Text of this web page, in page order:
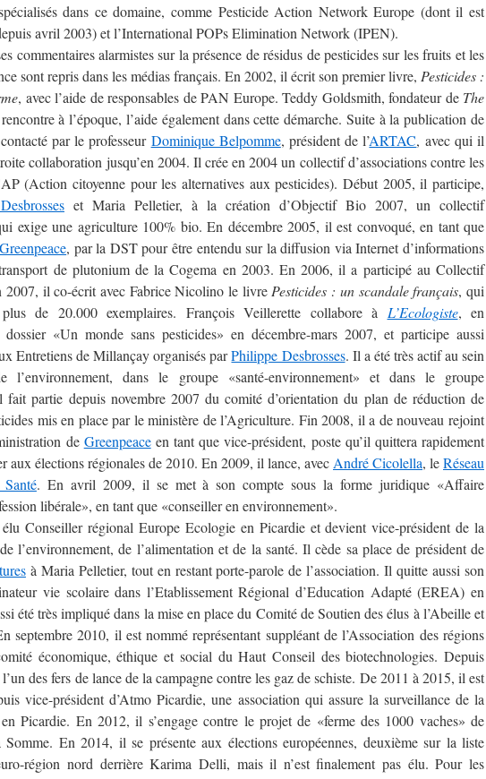
dans ce domaine, comme Pesticide Action Network Europe (dont il est
avril 2003) et l’International POPs Elimination Network (IPEN).
commentaires alarmistes sur la présence de résidus de pesticides sur les fruits et les
sont repris dans les médias français. En 2002, il écrit son premier livre, Pesticides :
, avec l’aide de responsables de PAN Europe. Teddy Goldsmith, fondateur de The
à l’époque, l’aide également dans cette démarche. Suite à la publication de
par le professeur Dominique Belpomme, président de l’ARTAC, avec qui il
collaboration jusqu’en 2004. Il crée en 2004 un collectif d’associations contre les
(Action citoyenne pour les alternatives aux pesticides). Début 2005, il participe,
et Maria Pelletier, à la création d’Objectif Bio 2007, un collectif
exige une agriculture 100% bio. En décembre 2005, il est convoqué, en tant que
Greenpeace, par la DST pour être entendu sur la diffusion via Internet d’informations
de plutonium de la Cogema en 2003. En 2006, il a participé au Collectif
2007, il co-écrit avec Fabrice Nicolino le livre Pesticides : un scandale français, qui
de 20.000 exemplaires. François Veillerette collabore à L’Ecologiste, en
«Un monde sans pesticides» en décembre-mars 2007, et participe aussi
Entretiens de Millançay organisés parPhilippe Desbrosses. Il a été très actif au sein
l’environnement, dans le groupe «santé-environnement» et dans le groupe
fait partie depuis novembre 2007 du comité d’orientation du plan de réduction de
mis en place par le ministère de l’Agriculture. Fin 2008, il a de nouveau rejoint
de Greenpeaceen tant que vice-président, poste qu’il quittera rapidement
aux élections régionales de 2010. En 2009, il lance, avec André Cicolella, leRéseau
. En avril 2009, il se met à son compte sous la forme juridique «Affaire
libérale», en tant que «conseiller en environnement».
Conseiller régional Europe Ecologie en Picardie et devient vice-président de la
l’environnement, de l’alimentation et de la santé. Il cède sa place de président de
à Maria Pelletier, tout en restant porte-parole de l’association. Il quitte aussi son
vie scolaire dans l’Etablissement Régional d’Education Adapté (EREA) en
été très impliqué dans la mise en place du Comité de Soutien des élus à l’Abeille et
septembre 2010, il est nommé représentant suppléant de l’Association des régions
économique, éthique et social du Haut Conseil des biotechnologies. Depuis
des fers de lance de la campagne contre les gaz de schiste. De 2011 à 2015, il est
vice-président d’Atmo Picardie, une association qui assure la surveillance de la
Picardie. En 2012, il s’engage contre le projet de «ferme des 1000 vaches» de
En 2014, il se présente aux élections européennes, deuxième sur la liste
région nord derrière Karima Delli, mais il n’est finalement pas élu. Pour les